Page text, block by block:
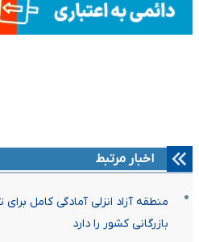
اخبار مرتبط
منطقه آزاد انزلی آمادگی کامل
بازرگانی کشور را دارد